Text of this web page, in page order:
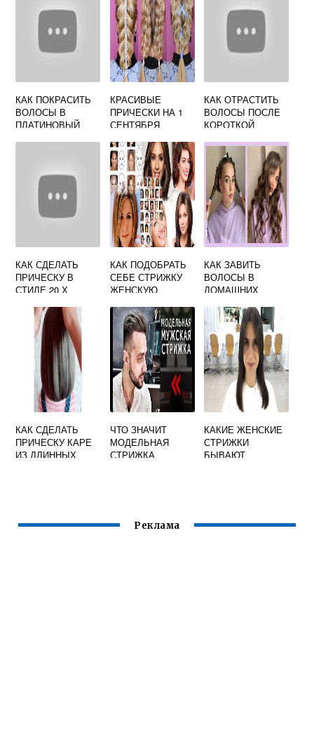
КАК ПОКРАСИТЬ
ВОЛОСЫ В
ПЛАТИНОВЫЙ
КРАСИВЫЕ
ПРИЧЕСКИ НА 1
СЕНТЯБРЯ
КАК ОТРАСТИТЬ
ВОЛОСЫ ПОСЛЕ
КОРОТКОЙ
ДЕВУШКЕ В
ДОМАШНИХ
КАК СДЕЛАТЬ
ПРИЧЕСКУ В
СТИЛЕ 20 Х
КАК ПОДОБРАТЬ
СЕБЕ СТРИЖКУ
ЖЕНСКУЮ
КАК ЗАВИТЬ
ВОЛОСЫ В
ДОМАШНИХ
ПЛОЙКИ И
БИГУДИ
КАК СДЕЛАТЬ
ПРИЧЕСКУ КАРЕ
ИЗ ДЛИННЫХ
ЧТО ЗНАЧИТ
МОДЕЛЬНАЯ
СТРИЖКА
КАКИЕ ЖЕНСКИЕ
СТРИЖКИ
БЫВАЮТ
Реклама